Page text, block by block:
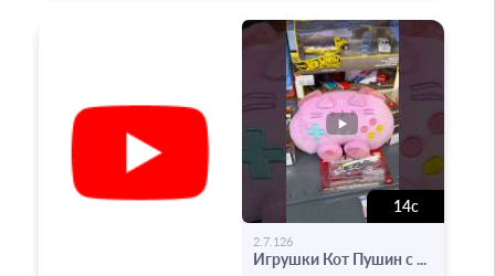
14с
2.7.126
Игрушки Кот Пушин с ...